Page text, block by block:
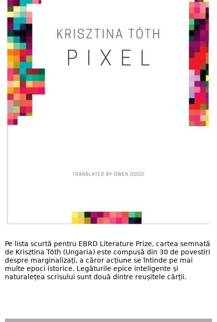
Pe lista scurtă pentru EBRD Literature Prize, cartea semnată
de Krisztina Tóth (Ungaria) este compusă din 30 de povestiri
despre marginalizați, a căror acțiune se întinde pe mai
multe epoci istorice. Legăturile epice inteligente și
naturalețea scrisului sunt două dintre reușitele cărții.